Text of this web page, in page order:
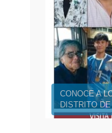
CONOCE A
DISTRITO